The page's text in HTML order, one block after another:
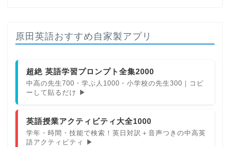
原田英語おすすめ自家製アプリ
超絶 英語学習プロンプト全集2000
中高の先生700・学ぶ人1000・小学校の先生300｜コピ
ーして貼るだけ ▶
英語授業アクティビティ大全1000
学年・時間・技能で検索！英日対訳＋音声つきの中高英
語アクティビティ ▶